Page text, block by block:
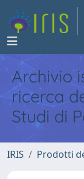
Archivio
ricerca
Studi di
IRIS Prodotti